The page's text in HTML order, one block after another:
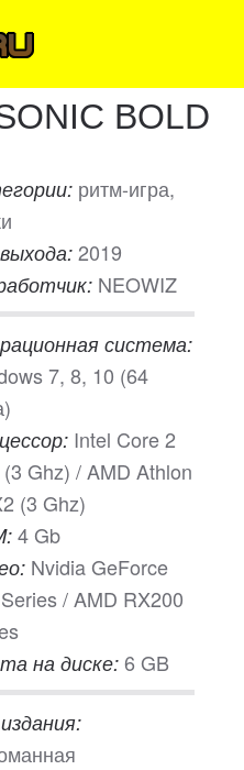
BOLD
ритм-игра,
2019
NEOWIZ
система:
7, 8, 10 (64
Intel Core 2
Ghz) / AMD Athlon
(3 Ghz)
4 Gb
Nvidia GeForce
/ AMD RX200
на диске: 6 GB